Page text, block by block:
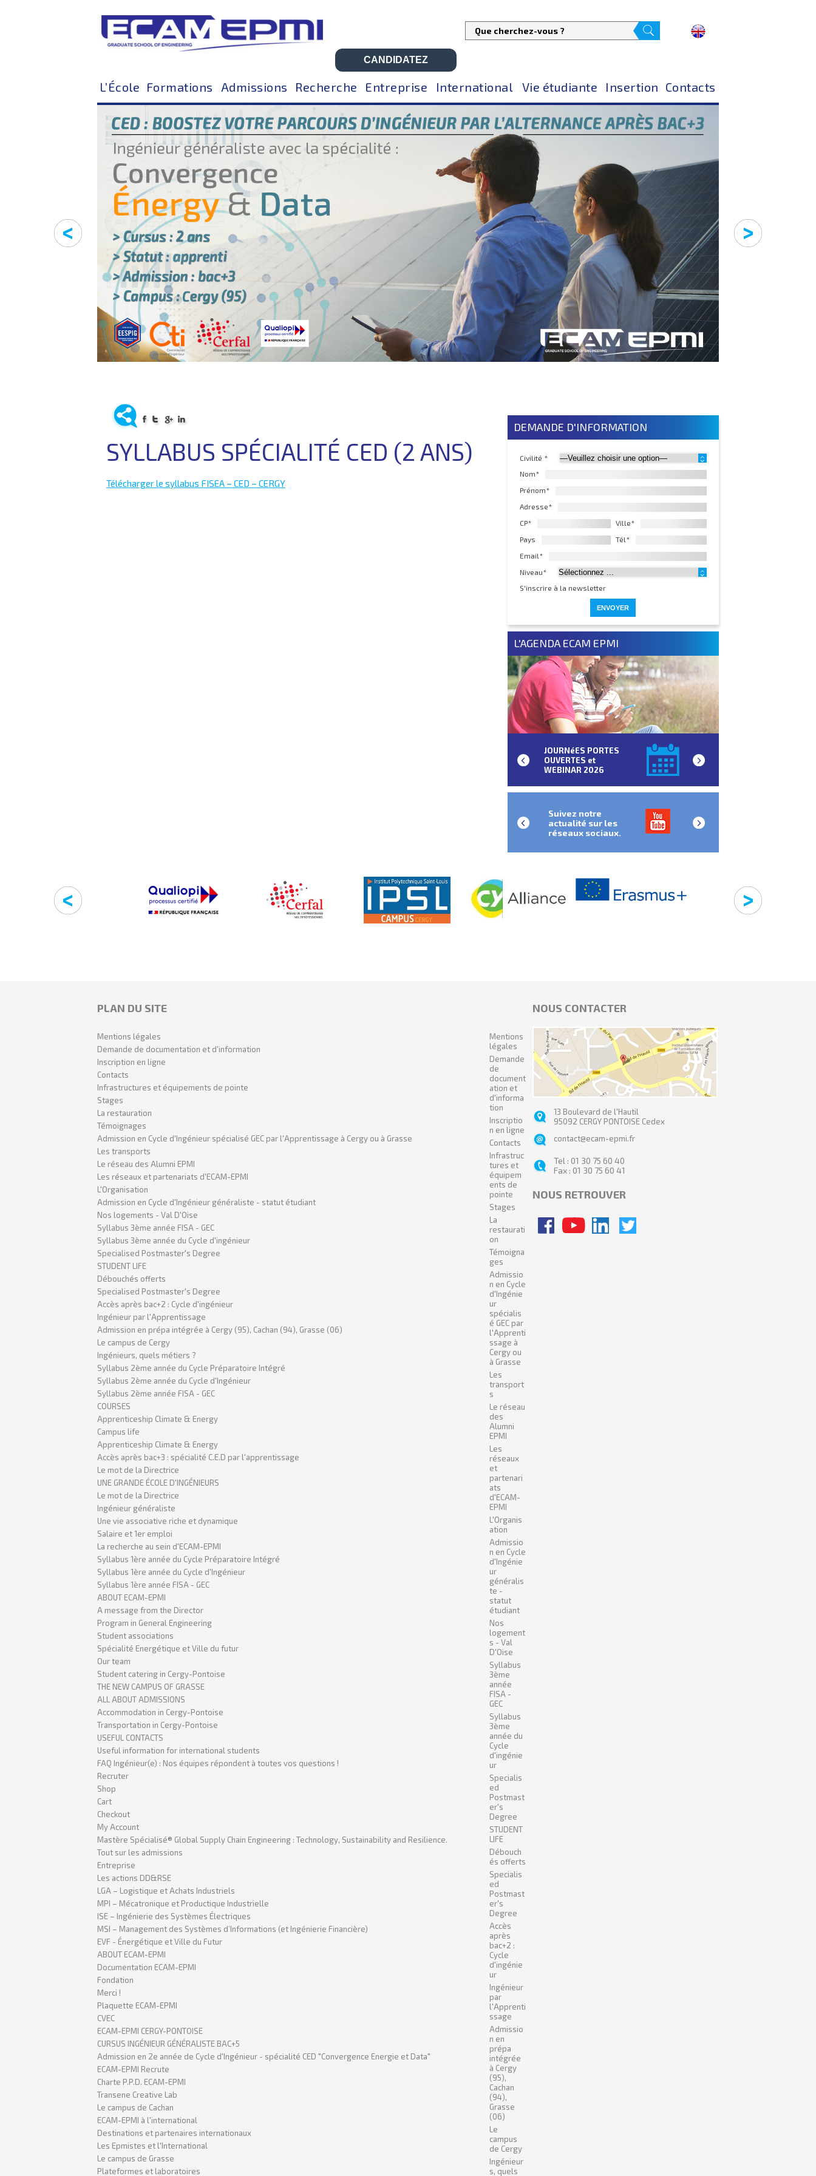
CANDIDATEZ
L’École Formations Admissions Recherche Entreprise International Vie étudiante Insertion Contacts
SYLLABUS SPÉCIALITÉ CED (2 ANS)
Télécharger le syllabus FISEA – CED – CERGY
DEMANDE D'INFORMATION
Civilité *
Nom*
Prénom*
Adresse*
CP*
Ville*
Pays
Tél*
Email*
Niveau*
S'inscrire à la newsletter
L'AGENDA ECAM EPMI
JOURNéES PORTES
OUVERTES et
WEBINAR 2026
Suivez notre
actualité sur les
réseaux sociaux.
PLAN DU SITE
Mentions légales
Demande de documentation et d'information
Inscription en ligne
Contacts
Infrastructures et équipements de pointe
Stages
La restauration
Témoignages
Admission en Cycle d'Ingénieur spécialisé GEC par l'Apprentissage à Cergy ou à Grasse
Les transports
Le réseau des Alumni EPMI
Les réseaux et partenariats d'ECAM-EPMI
L'Organisation
Admission en Cycle d'Ingénieur généraliste - statut étudiant
Nos logements - Val D'Oise
Syllabus 3ème année FISA - GEC
Syllabus 3ème année du Cycle d'ingénieur
Specialised Postmaster's Degree
STUDENT LIFE
Débouchés offerts
Specialised Postmaster's Degree
Accès après bac+2 : Cycle d'ingénieur
Ingénieur par l'Apprentissage
Admission en prépa intégrée à Cergy (95), Cachan (94), Grasse (06)
Le campus de Cergy
Ingénieurs, quels métiers ?
Syllabus 2ème année du Cycle Préparatoire Intégré
Syllabus 2ème année du Cycle d'Ingénieur
Syllabus 2ème année FISA - GEC
COURSES
Apprenticeship Climate & Energy
Campus life
Apprenticeship Climate & Energy
Accès après bac+3 : spécialité C.E.D par l'apprentissage
Le mot de la Directrice
UNE GRANDE ÉCOLE D'INGÉNIEURS
Le mot de la Directrice
Ingénieur généraliste
Une vie associative riche et dynamique
Salaire et 1er emploi
La recherche au sein d'ECAM-EPMI
Syllabus 1ère année du Cycle Préparatoire Intégré
Syllabus 1ère année du Cycle d'Ingénieur
Syllabus 1ère année FISA - GEC
ABOUT ECAM-EPMI
A message from the Director
Program in General Engineering
Student associations
Spécialité Energétique et Ville du futur
Our team
Student catering in Cergy-Pontoise
THE NEW CAMPUS OF GRASSE
ALL ABOUT ADMISSIONS
Accommodation in Cergy-Pontoise
Transportation in Cergy-Pontoise
USEFUL CONTACTS
Useful information for international students
FAQ Ingénieur(e) : Nos équipes répondent à toutes vos questions !
Recruter
Shop
Cart
Checkout
My Account
Mastère Spécialisé® Global Supply Chain Engineering : Technology, Sustainability and Resilience.
Tout sur les admissions
Entreprise
Les actions DD&RSE
LGA – Logistique et Achats Industriels
MPI – Mécatronique et Productique Industrielle
ISE – Ingénierie des Systèmes Électriques
MSI – Management des Systèmes d’Informations (et Ingénierie Financière)
EVF - Énergétique et Ville du Futur
ABOUT ECAM-EPMI
Documentation ECAM-EPMI
Fondation
Merci !
Plaquette ECAM-EPMI
CVEC
ECAM-EPMI CERGY-PONTOISE
CURSUS INGÉNIEUR GÉNÉRALISTE BAC+5
Admission en 2e année de Cycle d'Ingénieur - spécialité CED "Convergence Energie et Data"
ECAM-EPMI Recrute
Charte P.P.D. ECAM-EPMI
Transene Creative Lab
Le campus de Cachan
ECAM-EPMI à l'international
Destinations et partenaires internationaux
Les Epmistes et l'International
Le campus de Grasse
Plateformes et laboratoires
Mentions
légales
Demande
de
document
ation et
d'informa
tion
Inscriptio
n en ligne
Contacts
Infrastruc
tures et
équipem
ents de
pointe
Stages
La
restaurati
on
Témoigna
ges
Admissio
n en Cycle
d'Ingénie
ur
spécialis
é GEC par
l'Apprenti
ssage à
Cergy ou
à Grasse
Les
transport
s
Le réseau
des
Alumni
EPMI
Les
réseaux
et
partenari
ats
d'ECAM-
EPMI
L'Organis
ation
Admissio
n en Cycle
d'Ingénie
ur
généralis
te -
statut
étudiant
Nos
logement
s - Val
D'Oise
Syllabus
3ème
année
FISA -
GEC
Syllabus
3ème
année du
Cycle
d'ingénie
ur
Specialis
ed
Postmast
er's
Degree
STUDENT
LIFE
Débouch
és offerts
Specialis
ed
Postmast
er's
Degree
Accès
après
bac+2 :
Cycle
d'ingénie
ur
Ingénieur
par
l'Apprenti
ssage
Admissio
n en
prépa
intégrée
à Cergy
(95),
Cachan
(94),
Grasse
(06)
Le
campus
de Cergy
Ingénieur
s, quels
NOUS CONTACTER
13 Boulevard de l'Hautil
95092 CERGY PONTOISE Cedex
contact@ecam-epmi.fr
Tel : 01 30 75 60 40
Fax : 01 30 75 60 41
NOUS RETROUVER